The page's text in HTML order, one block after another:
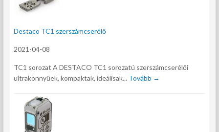
Destaco TC1 szerszámcserélő
2021-04-08
TC1 sorozat A DESTACO TC1 sorozatú szerszámcserélői
ultrakönnyűek, kompaktak, ideálisak... Tovább →